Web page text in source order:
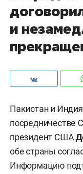
и
Пакистан и
посредничестве
президент США
обе страны
Информацию